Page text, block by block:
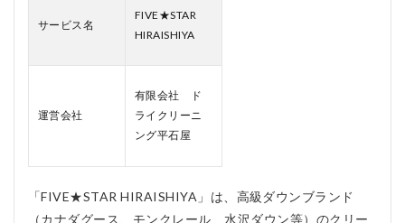
FIVE★STAR
送料
別）
3.2
支払
サービス名
FIVE★STAR
HIRAISHIYA
運営会社
有限会社 ド
ライクリーニ
ング平石屋
「FIVE★STAR HIRAISHIYA」は、高級ダウンブランド
（カナダグース、モンクレール、水沢ダウン等）のクリー